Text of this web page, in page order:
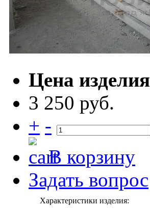
Цена изделия
3 250 руб.
+ -
В корзину
Задать вопрос
Характеристики изделия: